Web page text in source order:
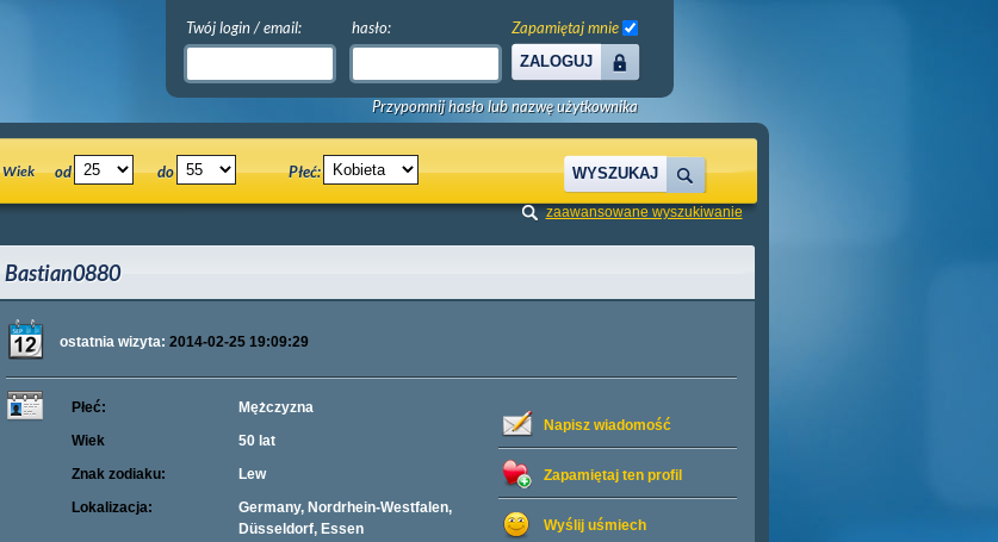
Twój login / email: hasło:
ZALOGUJ
Zapamiętaj mnie
Przypomnij hasło lub nazwę użytkownika
Wiek od do Płeć: WYSZUKAJ
zaawansowane wyszukiwanie
Bastian0880
ostatnia wizyta: 2014-02-25 19:09:29
Napisz wiadomość
Zapamiętaj ten profil
Wyślij uśmiech
Płeć:
Mężczyzna
Wiek
50 lat
Znak zodiaku:
Lew
Lokalizacja:
Germany, Nordrhein-Westfalen,
Düsseldorf, Essen